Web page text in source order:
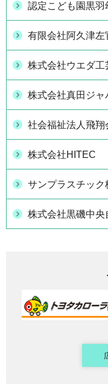
認定こども園黒羽
有限会社阿久津左
株式会社ウエダ工
株式会社真田ジャ
社会福祉法人飛翔
株式会社HITEC
サンプラスチック
株式会社黒磯中央